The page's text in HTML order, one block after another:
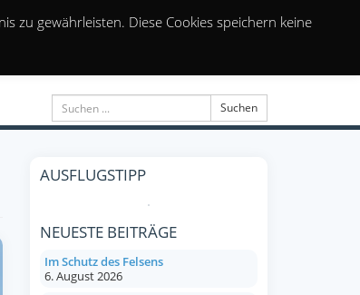
Suchen
AUSFLUGSTIPP
NEUESTE BEITRÄGE
Im Schutz des Felsens
6. August 2026
zu gewährleisten. Diese Cookies speichern keine